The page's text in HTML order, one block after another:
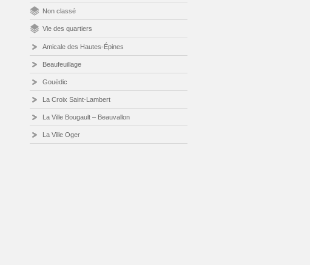
Non classé
Vie des quartiers
Amicale des Hautes-Épines
Beaufeuillage
Gouëdic
La Croix Saint-Lambert
La Ville Bougault – Beauvallon
La Ville Oger